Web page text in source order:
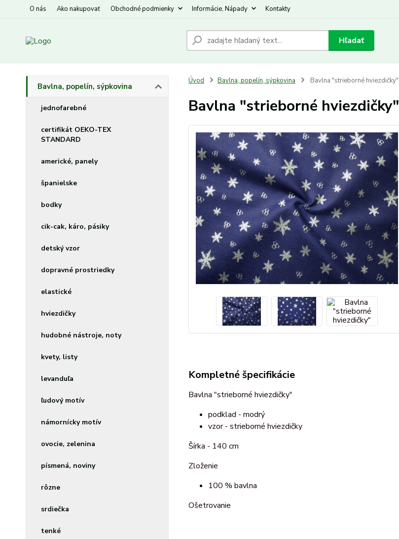
O nás Ako nakupovať Obchodné podmienky Informácie, Nápady Kontakty
Hľadať
Bavlna, popelín, sýpkovina
jednofarebné
certifikát OEKO-TEX
STANDARD
americké, panely
španielske
bodky
cik-cak, káro, pásiky
detský vzor
dopravné prostriedky
elastické
hviezdičky
hudobné nástroje, noty
kvety, listy
levanduľa
ľudový motív
námornícky motív
ovocie, zelenina
písmená, noviny
rôzne
srdiečka
tenké
Úvod Bavlna, popelín, sýpkovina Bavlna "strieborné hviezdičky"
Bavlna "strieborné hviezdičky"
Kompletné špecifikácie
Bavlna "strieborné hviezdičky"
podklad - modrý
vzor - strieborné hviezdičky
Šírka - 140 cm
Zloženie
100 % bavlna
Ošetrovanie